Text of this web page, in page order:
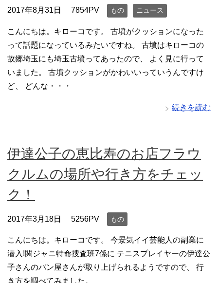
2017年8月31日 7854PV もの ニュース
こんにちは。キローコです。 古墳がクッションになった
って話題になっているみたいですね。 古墳はキローコの
故郷埼玉にも埼玉古墳ってあったので、 よく見に行って
いました。 古墳クッションがかわいいっていうんですけ
ど、 どんな・・・
続きを読む
伊達公子の恵比寿のお店フラウ
クルムの場所や行き方をチェッ
ク！
2017年3月18日 5256PV もの
こんにちは。キローコです。 今景気イイ芸能人の副業に
潜入!関ジャニ特命捜査班7係に テニスプレイヤーの伊達公
子さんのパン屋さんが取り上げられるようですので、 行
き方を調べてみました。